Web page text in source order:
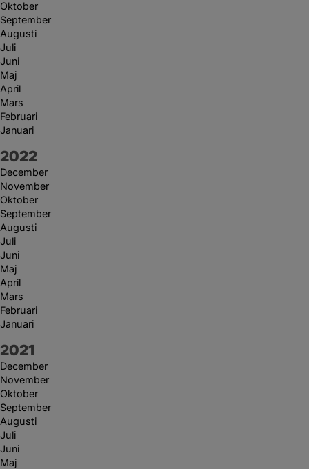
Oktober
September
Augusti
Juli
Juni
Maj
April
Mars
Februari
Januari
År:
2022
December
November
Oktober
September
Augusti
Juli
Juni
Maj
April
Mars
Februari
Januari
År:
2021
December
November
Oktober
September
Augusti
Juli
Juni
Maj